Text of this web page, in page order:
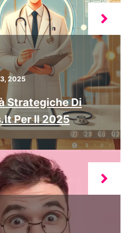
2025
Strategiche Di
Per Il 2025